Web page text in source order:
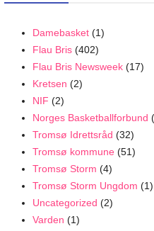
Damebasket (1)
Flau Bris (402)
Flau Bris Newsweek (17)
Kretsen (2)
NIF (2)
Norges Basketballforbund
Tromsø Idrettsråd (32)
Tromsø kommune (51)
Tromsø Storm (4)
Tromsø Storm Ungdom (1)
Uncategorized (2)
Varden (1)